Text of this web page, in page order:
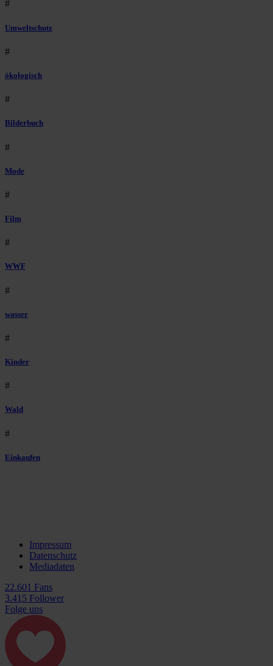
#
Umweltschutz
#
ökologisch
#
Bilderbuch
#
Mode
#
Film
#
WWF
#
wasser
#
Kinder
#
Wald
#
Einkaufen
Impressum
Datenschutz
Mediadaten
22.601 Fans
3.415 Follower
Folge uns